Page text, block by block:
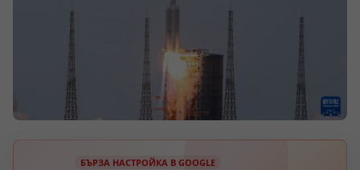
БЪРЗА НАСТРОЙКА В GOOGLE